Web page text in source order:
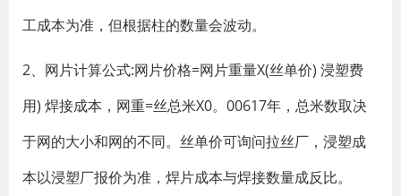
工成本为准，但根据柱的数量会波动。
2、网片计算公式:网片价格=网片重量X(丝单价) 浸塑费
用) 焊接成本，网重=丝总米X0。00617年，总米数取决
于网的大小和网的不同。丝单价可询问拉丝厂，浸塑成
本以浸塑厂报价为准，焊片成本与焊接数量成反比。